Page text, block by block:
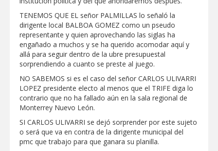
TENEMOS QUE EL señor PALMILLAS lo señaló la
dirigente local BALBOA GOMEZ como un pseudo
representante y quien aprovechando las siglas ha
engañado a muchos y se ha querido acomodar aquí y
allá para seguir dentro de la ubre presupuestal
sorprendiendo a cuanto se preste al juego.
NO SABEMOS si es el caso del señor CARLOS ULIVARRI
LOPEZ presidente electo al menos que el TRIFE diga lo
contrario que no ha fallado aún en la sala regional de
Monterrey Nuevo León.
SI CARLOS ULIVARRI se dejó sorprender por este sujeto
o será que va en contra de la dirigente municipal del
pmc que trabajo para que ganara su planilla.